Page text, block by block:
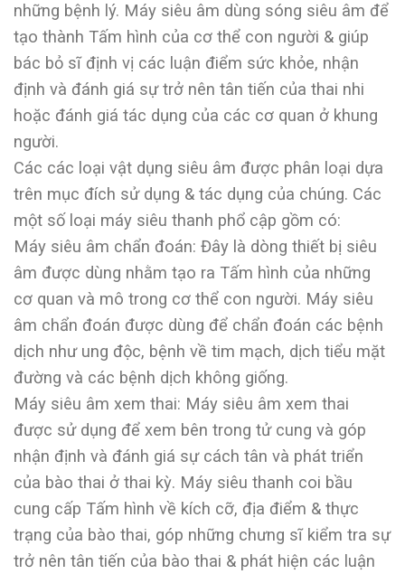
những bệnh lý. Máy siêu âm dùng sóng siêu âm để
tạo thành Tấm hình của cơ thể con người & giúp
bác bỏ sĩ định vị các luận điểm sức khỏe, nhận
định và đánh giá sự trở nên tân tiến của thai nhi
hoặc đánh giá tác dụng của các cơ quan ở khung
người.
Các các loại vật dụng siêu âm được phân loại dựa
trên mục đích sử dụng & tác dụng của chúng. Các
một số loại máy siêu thanh phổ cập gồm có:
Máy siêu âm chẩn đoán: Đây là dòng thiết bị siêu
âm được dùng nhằm tạo ra Tấm hình của những
cơ quan và mô trong cơ thể con người. Máy siêu
âm chẩn đoán được dùng để chẩn đoán các bệnh
dịch như ung độc, bệnh về tim mạch, dịch tiểu mặt
đường và các bệnh dịch không giống.
Máy siêu âm xem thai: Máy siêu âm xem thai
được sử dụng để xem bên trong tử cung và góp
nhận định và đánh giá sự cách tân và phát triển
của bào thai ở thai kỳ. Máy siêu thanh coi bầu
cung cấp Tấm hình về kích cỡ, địa điểm & thực
trạng của bào thai, góp những chưng sĩ kiểm tra sự
trở nên tân tiến của bào thai & phát hiện các luận